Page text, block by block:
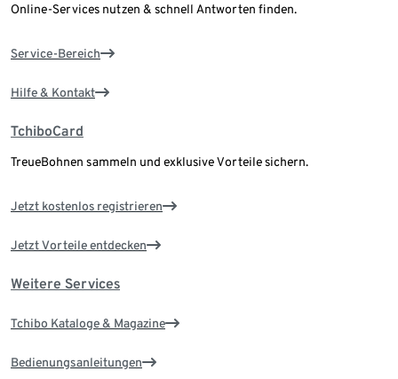
Online-Services nutzen & schnell Antworten finden.
Service-Bereich
Hilfe & Kontakt
TchiboCard
TreueBohnen sammeln und exklusive Vorteile sichern.
Jetzt kostenlos registrieren
Jetzt Vorteile entdecken
Weitere Services
Tchibo Kataloge & Magazine
Bedienungsanleitungen